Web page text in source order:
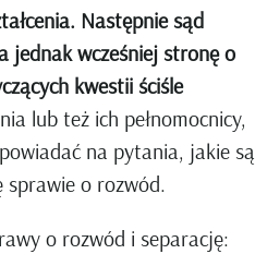
Następnie sąd
jednak wcześniej stronę o
kwestii ściśle
lub też ich pełnomocnicy,
na pytania, jakie są
sprawie o rozwód.
o rozwód i separację: